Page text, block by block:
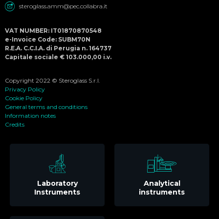
steroglass.amm@pec.collabra.it
VAT NUMBER: IT01870870548
e-Invoice Code: SUBM70N
R.E.A. C.C.I.A. di Perugia n. 164737
Capitale sociale € 103.000,00 i.v.
Copyright 2022 © Steroglass S.r.l.
Privacy Policy
Cookie Policy
General terms and conditions
Information notes
Credits
Laboratory
Instruments
Analytical
instruments